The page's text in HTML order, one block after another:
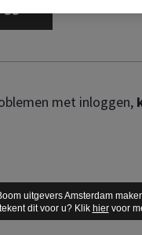
uitgevers Amsterdam
dit voor u? Klik hiervoor
met inloggen,